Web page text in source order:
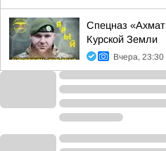
Спецназ
Курской Земли
Вчера, 23:30